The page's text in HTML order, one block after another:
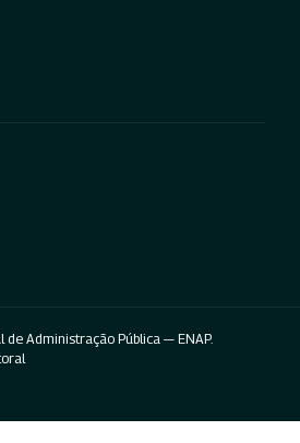
Administração Pública — ENAP.